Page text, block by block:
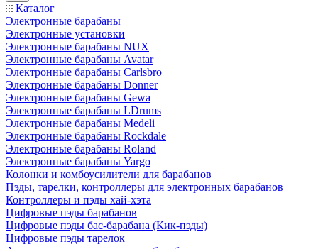
Каталог
Электронные барабаны
Электронные установки
Электронные барабаны NUX
Электронные барабаны Avatar
Электронные барабаны Carlsbro
Электронные барабаны Donner
Электронные барабаны Gewa
Электронные барабаны LDrums
Электронные барабаны Medeli
Электронные барабаны Rockdale
Электронные барабаны Roland
Электронные барабаны Yargo
Колонки и комбоусилители для барабанов
Пэды, тарелки, контроллеры для электронных барабанов
Контроллеры и пэды хай-хэта
Цифровые пэды барабанов
Цифровые пэды бас-барабана (Кик-пэды)
Цифровые пэды тарелок